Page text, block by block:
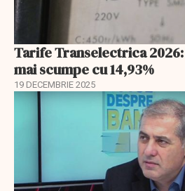
Tarife Transelectrica
mai scumpe cu 14,93%
19 DECEMBRIE 2025